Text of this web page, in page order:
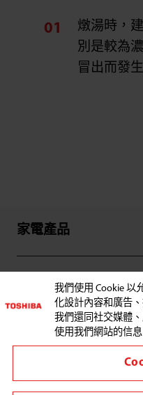
燉湯時，
別是較為
冒出而發
家電產品
服務支援
與
我們使用 Cookie 以
化設計內容和廣告
我們還同社交媒體
使用我們網站的信息